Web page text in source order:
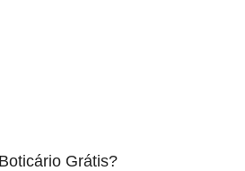
Grátis?